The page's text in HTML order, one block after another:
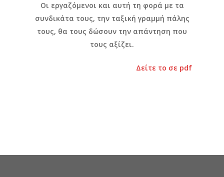
Οι εργαζόμενοι και αυτή τη φορά με τα
συνδικάτα τους, την ταξική γραμμή πάλης
τους, θα τους δώσουν την απάντηση που
τους αξίζει.
Δείτε το σε pdf